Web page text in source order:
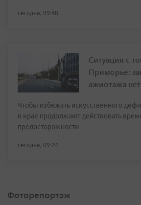
сегодня, 09:48
Ситуация с
Приморье:
ажиотажа нет
Чтобы избежать искусственного
в крае продолжают действовать
предосторожности
сегодня, 09:24
Фоторепортаж